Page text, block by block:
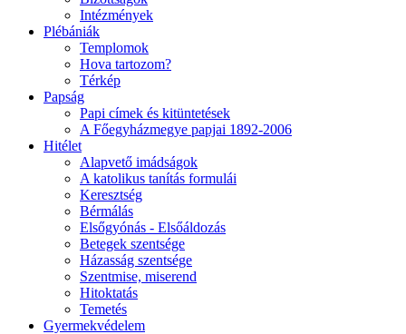
Intézmények
Plébániák
Templomok
Hova tartozom?
Térkép
Papság
Papi címek és kitüntetések
A Főegyházmegye papjai 1892-2006
Hitélet
Alapvető imádságok
A katolikus tanítás formulái
Keresztség
Bérmálás
Elsőgyónás - Elsőáldozás
Betegek szentsége
Házasság szentsége
Szentmise, miserend
Hitoktatás
Temetés
Gyermekvédelem